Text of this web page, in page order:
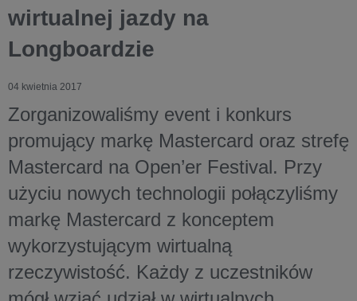
wirtualnej jazdy na
Longboardzie
04 kwietnia 2017
Zorganizowaliśmy event i konkurs
promujący markę Mastercard oraz strefę
Mastercard na Open’er Festival. Przy
użyciu nowych technologii połączyliśmy
markę Mastercard z konceptem
wykorzystującym wirtualną
rzeczywistość. Każdy z uczestników